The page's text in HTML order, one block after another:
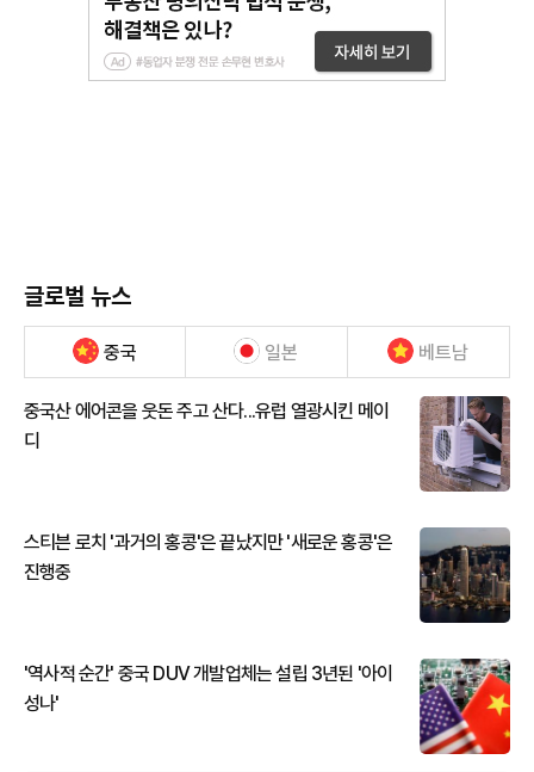
글로벌 뉴스
중국 일본 베트남
중국산 에어콘을 웃돈 주고 산다...유럽 열광시킨 메이
디
스티븐 로치 '과거의 홍콩'은 끝났지만 '새로운 홍콩'은
진행중
'역사적 순간' 중국 DUV 개발업체는 설립 3년된 '아이
성나'